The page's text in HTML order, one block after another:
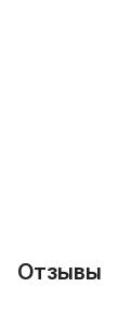
Отзывы